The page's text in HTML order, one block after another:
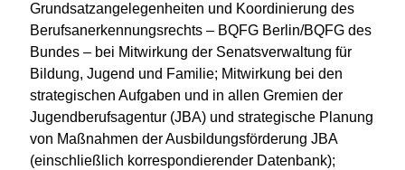
Grundsatzangelegenheiten und Koordinierung des
Berufsanerkennungsrechts – BQFG Berlin/BQFG des
Bundes – bei Mitwirkung der Senatsverwaltung für
Bildung, Jugend und Familie; Mitwirkung bei den
strategischen Aufgaben und in allen Gremien der
Jugendberufsagentur (JBA) und strategische Planung
von Maßnahmen der Ausbildungsförderung JBA
(einschließlich korrespondierender Datenbank);